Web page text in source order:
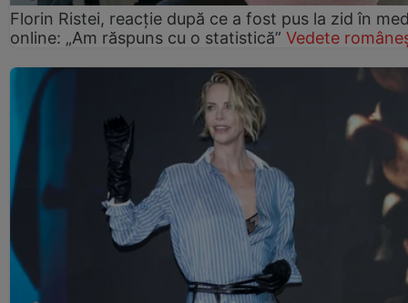
Florin Ristei, reacție după ce a fost pus la zid în
online: „Am răspuns cu o statistică” Vedete